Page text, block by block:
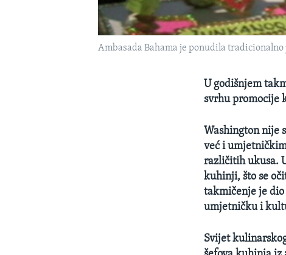
Ambasada Bahama je ponudila tradicionalno
U godišnjem
svrhu promocije
Washington nije
već i
različitih ukusa.
kuhinji, što se
takmičenje je
umjetničku i
Svijet